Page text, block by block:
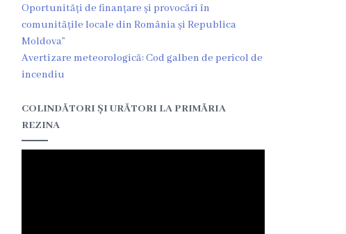
Oportunități de finanțare și provocări în
comunitățile locale din România și Republica
Moldova”
Avertizare meteorologică: Cod galben de pericol de
incendiu
COLINDĂTORI ȘI URĂTORI LA PRIMĂRIA
REZINA